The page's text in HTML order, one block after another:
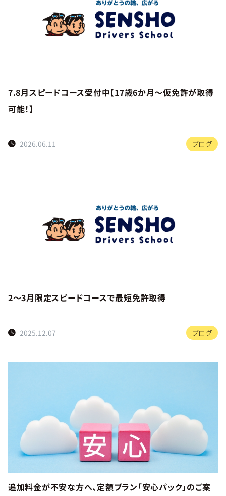
7.8月スピードコース受付中【17歳6か月～仮免許が取得
可能！】
2026.06.11 ブログ
2～3月限定スピードコースで最短免許取得
2025.12.07 ブログ
追加料金が不安な方へ、定額プラン「安心パック」のご案